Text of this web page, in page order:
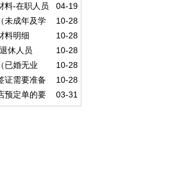
04-19
料-在职人员
10-28
未成年及学
10-28
料明细
10-28
休人员
10-28
已婚无业
10-28
证需要准备
03-31
预定单的要